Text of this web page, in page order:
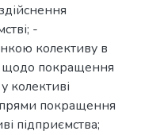
-
колективу в
щодо покращення
колективі
покращення
підприємства;